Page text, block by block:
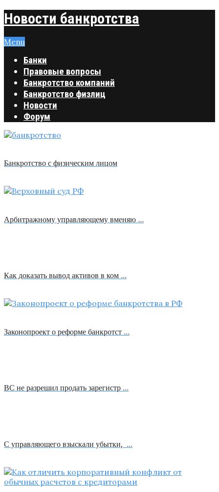
Новости банкротства
Menu
Банки
Правовые вопросы
Банкротство компаний
Банкротство физлиц
Новости
Форум
Банкротство с физическим лицом
Арбитражному управляющему вменяю …
Как доказать вывод активов в ком …
Законопроект о реформе банкротст …
ВС не разрешил продать зарегистр …
С управляющего взыскали убытки, …